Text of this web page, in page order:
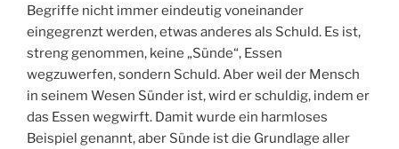
Begriffe nicht immer eindeutig voneinander
eingegrenzt werden, etwas anderes als Schuld. Es ist,
streng genommen, keine „Sünde“, Essen
wegzuwerfen, sondern Schuld. Aber weil der Mensch
in seinem Wesen Sünder ist, wird er schuldig, indem er
das Essen wegwirft. Damit wurde ein harmloses
Beispiel genannt, aber Sünde ist die Grundlage aller